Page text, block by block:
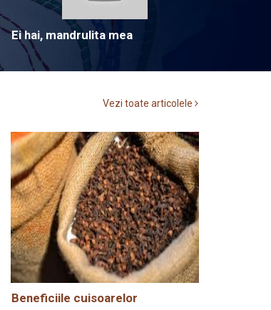
Ei hai, mandrulita mea
Vezi toate articolele
Beneficiile cuisoarelor